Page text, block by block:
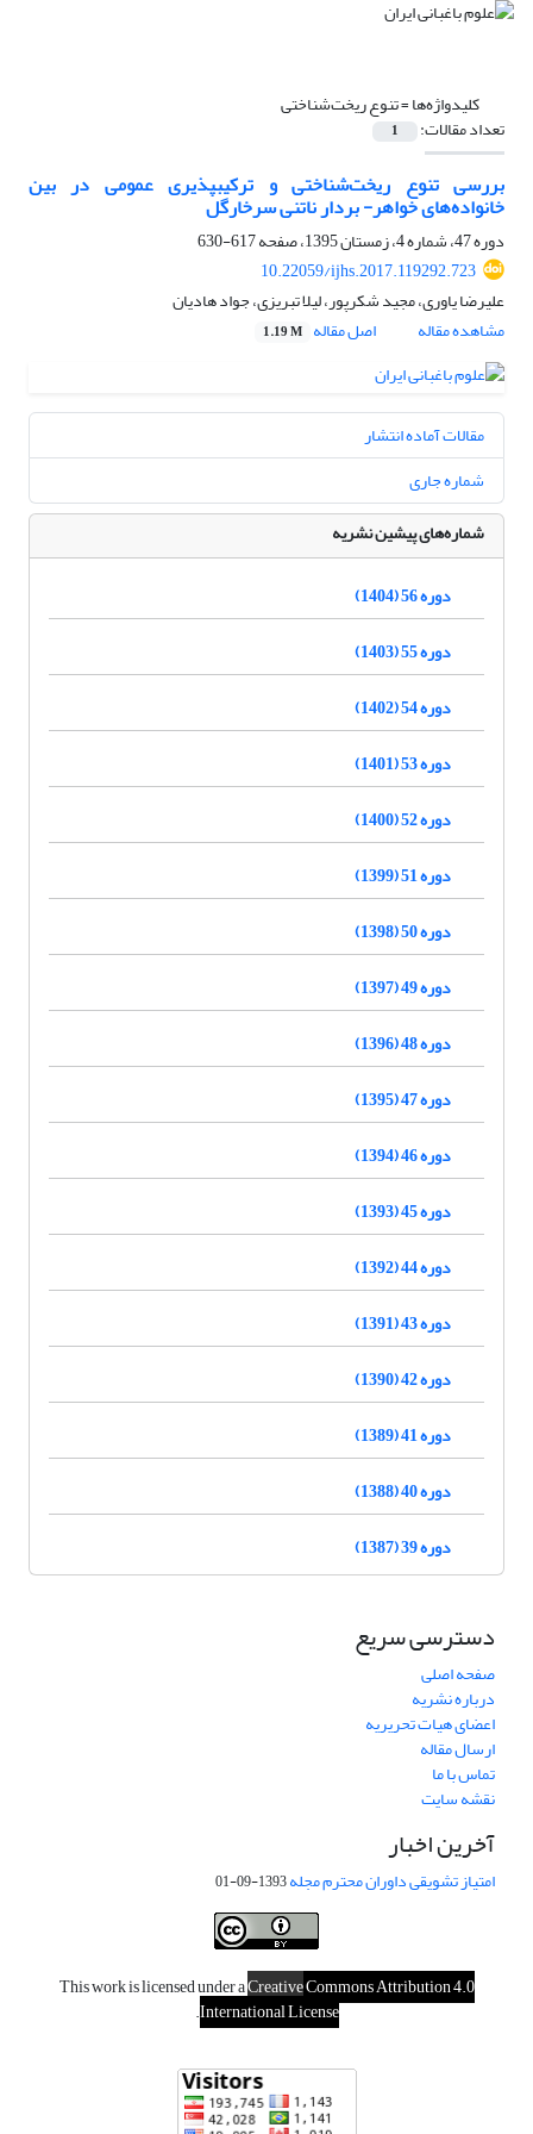
کلیدواژه‌ها =تنوع ریخت‌شناختی
تعداد مقالات: 1
بررسی تنوع ریخت‌شناختی و ترکیب‎پذیری عمومی در بین
خانواده‌های خواهر- بردار ناتنی سرخارگل
دوره 47، شماره 4، زمستان 1395، صفحه
617-630
10.22059/ijhs.2017.119292.723
علیرضا یاوری، مجید شکرپور، لیلا تبریزی، جواد هادیان
مشاهده مقاله
اصل مقاله 1.19 M
مقالات آماده انتشار
شماره جاری
شماره‌های پیشین نشریه
دوره 56 (1404)
دوره 55 (1403)
دوره 54 (1402)
دوره 53 (1401)
دوره 52 (1400)
دوره 51 (1399)
دوره 50 (1398)
دوره 49 (1397)
دوره 48 (1396)
دوره 47 (1395)
دوره 46 (1394)
دوره 45 (1393)
دوره 44 (1392)
دوره 43 (1391)
دوره 42 (1390)
دوره 41 (1389)
دوره 40 (1388)
دوره 39 (1387)
دسترسی سریع
صفحه اصلی
درباره نشریه
اعضای هیات تحریریه
ارسال مقاله
تماس با ما
نقشه سایت
آخرین اخبار
امتیاز تشویقی داوران محترم مجله1393-09-01
This work is licensed under aCreativeCommons Attribution 4.0
International License
.